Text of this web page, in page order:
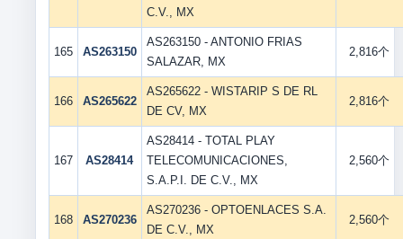
C.V., MX
165 AS263150
AS263150 - ANTONIO FRIAS
SALAZAR, MX
2,816个
166 AS265622
AS265622 - WISTARIP S DE RL
DE CV, MX
2,816个
167 AS28414
AS28414 - TOTAL PLAY
TELECOMUNICACIONES,
S.A.P.I. DE C.V., MX
2,560个
168 AS270236
AS270236 - OPTOENLACES S.A.
DE C.V., MX
2,560个